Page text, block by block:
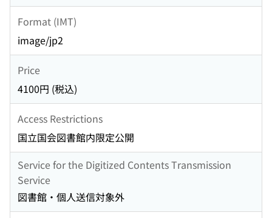
Format (IMT)
image/jp2
Price
4100円 (税込)
Access Restrictions
国立国会図書館内限定公開
Service for the Digitized Contents Transmission
Service
図書館・個人送信対象外